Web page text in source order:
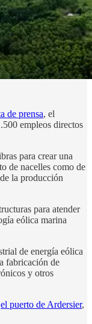
de prensa, el
empleos directos
para crear una
de nacelles como de
la producción
para atender
eólica marina
de energía eólica
fabricación de
y otros
el puerto de Ardersier,